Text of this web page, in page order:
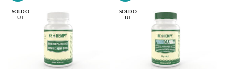
SOLD O
UT
SOLD O
UT